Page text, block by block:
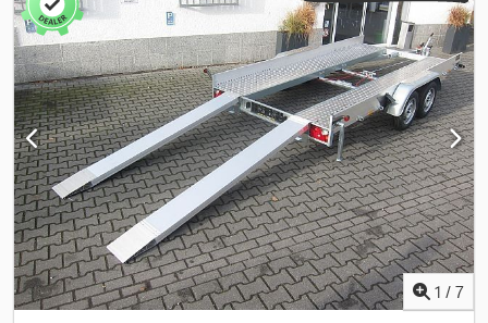
Создать отдельное объявление
1 / 7